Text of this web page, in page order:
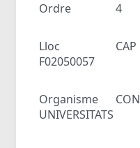
Ordre 4
Lloc
CAP
F02050057
Organisme
UNIVERSITATS